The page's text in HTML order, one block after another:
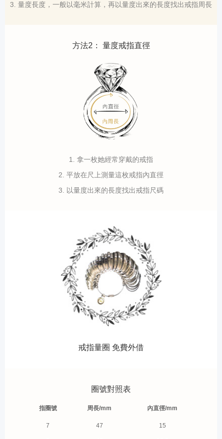
3. 量度長度，一般以毫米計算，再以量度出來的長度找出戒指周長
方法2： 量度戒指直徑
1. 拿一枚她經常穿戴的戒指
2. 平放在尺上測量這枚戒指內直徑
3. 以量度出來的長度找出戒指尺碼
戒指量圈 免費外借
圈號對照表
指圈號 周長/mm 內直徑/mm
7 47 15